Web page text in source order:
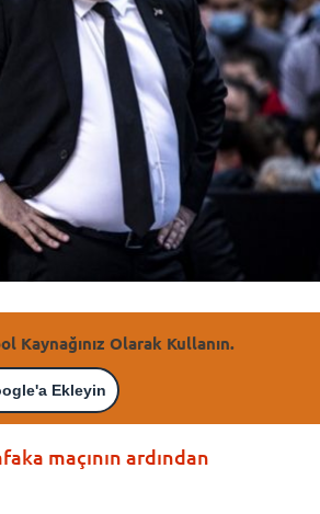
Kaynağınız Olarak Kullanın.
Ekleyin
maçının ardından